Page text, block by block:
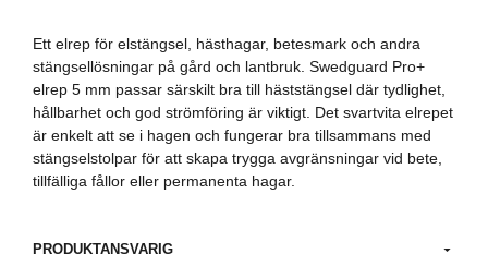
Ett elrep för elstängsel, hästhagar, betesmark och andra
stängsellösningar på gård och lantbruk. Swedguard Pro+
elrep 5 mm passar särskilt bra till häststängsel där tydlighet,
hållbarhet och god strömföring är viktigt. Det svartvita elrepet
är enkelt att se i hagen och fungerar bra tillsammans med
stängselstolpar för att skapa trygga avgränsningar vid bete,
tillfälliga fållor eller permanenta hagar.
PRODUKTANSVARIG